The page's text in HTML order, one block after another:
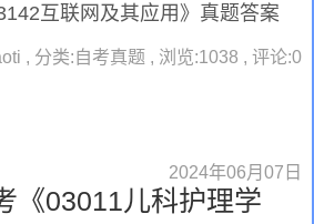
互联网及其应用》真题答案
, 分类:自考真题 , 浏览:1038 , 评论:0
2024年06月07日
《03011儿科护理学